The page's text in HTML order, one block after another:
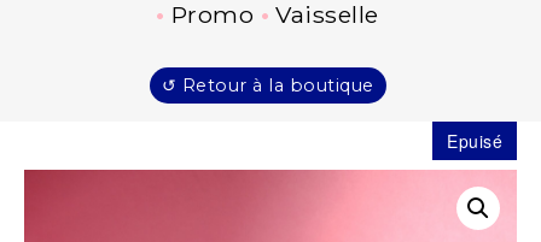
Promo
Vaisselle
↺ Retour à la boutique
Epuisé